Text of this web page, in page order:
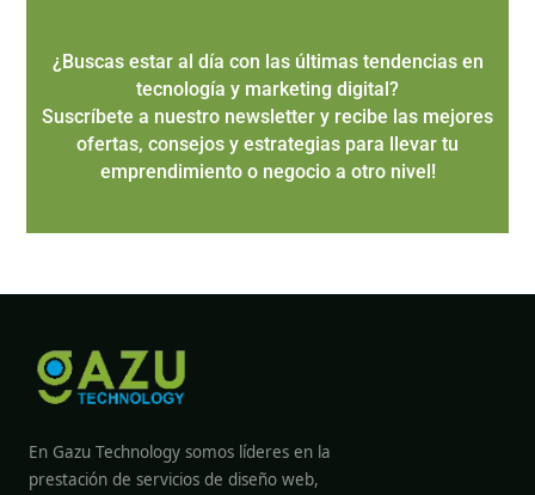
¿Buscas estar al día con las últimas tendencias en
tecnología y marketing digital?
Suscríbete a nuestro newsletter y recibe las mejores
ofertas, consejos y estrategias para llevar tu
emprendimiento o negocio a otro nivel!
En Gazu Technology somos líderes en la
prestación de servicios de diseño web,